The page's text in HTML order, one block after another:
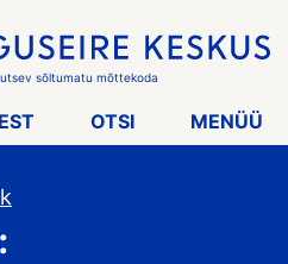
sõltumatu mõttekoda
EST OTSI MENÜÜ